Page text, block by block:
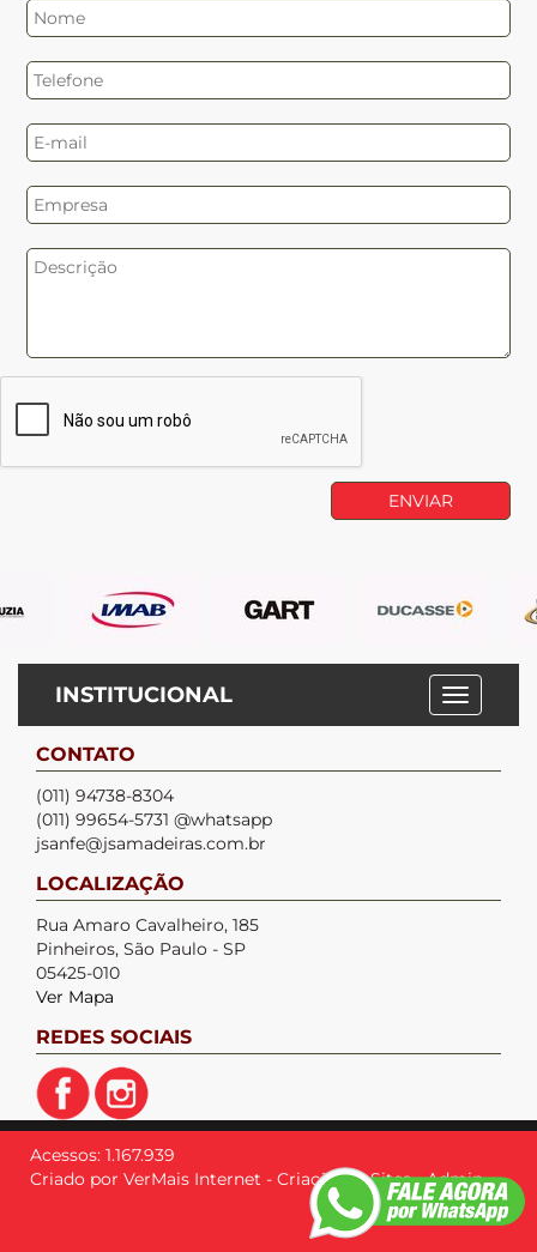
INSTITUCIONAL
CONTATO
(011) 94738-8304
(011) 99654-5731 @whatsapp
jsanfe@jsamadeiras.com.br
LOCALIZAÇÃO
Rua Amaro Cavalheiro, 185
Pinheiros, São Paulo - SP
05425-010
Ver Mapa
REDES SOCIAIS
Acessos: 1.167.939
Criado por VerMais Internet - Criação de Sites-Admin